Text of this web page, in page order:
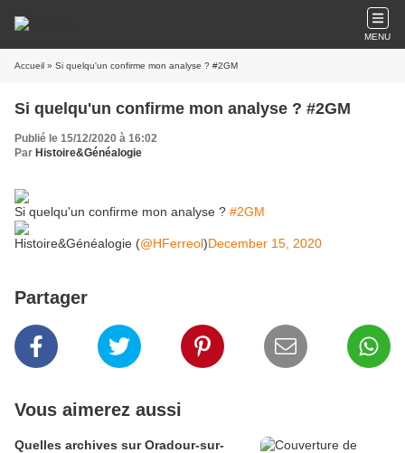
MENU
Accueil » Si quelqu'un confirme mon analyse ? #2GM
Si quelqu'un confirme mon analyse ? #2GM
Publié le 15/12/2020 à 16:02
Par Histoire&Généalogie
Si quelqu'un confirme mon analyse ? #2GM
Histoire&Généalogie (@HFerreol)December 15, 2020
Partager
Vous aimerez aussi
Quelles archives sur Oradour-sur-